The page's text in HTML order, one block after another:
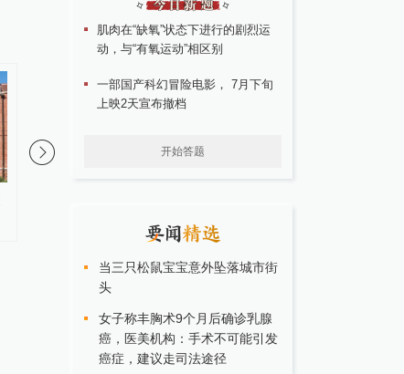
ESG评级跃升至AA级
肌肉在“缺氧”状态下进行的剧烈运
动，与“有氧运动”相区别
一部国产科幻冒险电影， 7月下旬
上映2天宣布撤档
开始答题
当三只松鼠宝宝意外坠落城市街
头
女子称丰胸术9个月后确诊乳腺
癌，医美机构：手术不可能引发
癌症，建议走司法途径